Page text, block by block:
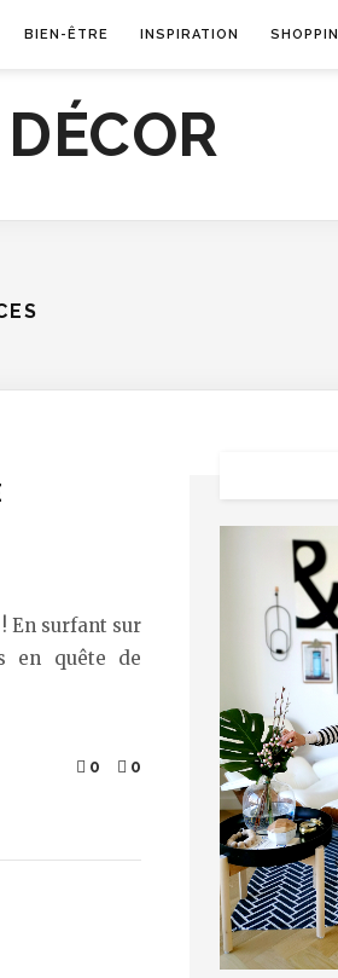
BIEN-ÊTRE INSPIRATION
En surfant sur
en quête de
0 0